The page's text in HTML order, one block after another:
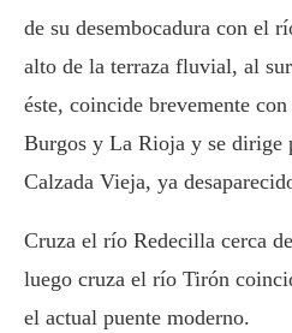
de su desembocadura con el
alto de la terraza fluvial, al
éste, coincide brevemente
Burgos y La Rioja y se dirige
Calzada Vieja, ya
Cruza el río Redecilla cerca
luego cruza el río Tirón
el actual puente moderno.